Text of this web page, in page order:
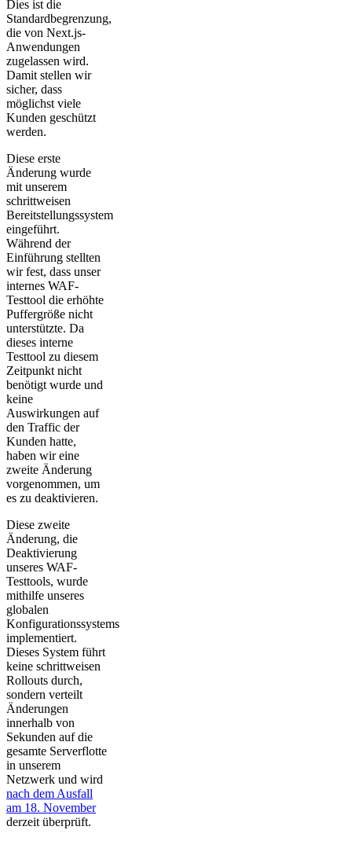
Dies ist die
Standardbegrenzung,
die von Next.js-
Anwendungen
zugelassen wird.
Damit stellen wir
sicher, dass
möglichst viele
Kunden geschützt
werden.
Diese erste
Änderung wurde
mit unserem
schrittweisen
Bereitstellungssystem
eingeführt.
Während der
Einführung stellten
wir fest, dass unser
internes WAF-
Testtool die erhöhte
Puffergröße nicht
unterstützte. Da
dieses interne
Testtool zu diesem
Zeitpunkt nicht
benötigt wurde und
keine
Auswirkungen auf
den Traffic der
Kunden hatte,
haben wir eine
zweite Änderung
vorgenommen, um
es zu deaktivieren.
Diese zweite
Änderung, die
Deaktivierung
unseres WAF-
Testtools, wurde
mithilfe unseres
globalen
Konfigurationssystems
implementiert.
Dieses System führt
keine schrittweisen
Rollouts durch,
sondern verteilt
Änderungen
innerhalb von
Sekunden auf die
gesamte Serverflotte
in unserem
Netzwerk und wird
nach dem Ausfall
am 18. November
derzeit überprüft.